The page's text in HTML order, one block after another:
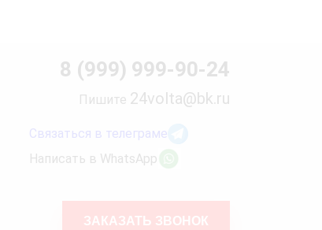
8 (999) 999-90-24
Пишите 24volta@bk.ru
Связаться в телеграме
Написать в WhatsApp
ЗАКАЗАТЬ ЗВОНОК